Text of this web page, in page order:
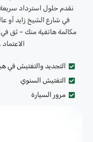
نقدم حلول استرداد
في شارع الشيخ زايد أو
مكالمة هاتفية منك – ثق
التجديد والتفتيش في
التفتيش السنوي
مرور السيارة